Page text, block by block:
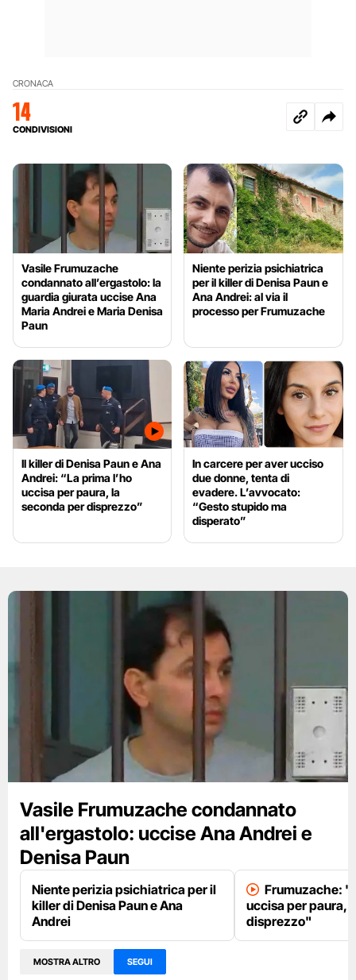
CRONACA
14
CONDIVISIONI
Vasile Frumuzache
condannato all’ergastolo: la
guardia giurata uccise Ana
Maria Andrei e Maria Denisa
Paun
Niente perizia psichiatrica
per il killer di Denisa Paun e
Ana Andrei: al via il
processo per Frumuzache
Il killer di Denisa Paun e Ana
Andrei: “La prima l’ho
uccisa per paura, la
seconda per disprezzo”
In carcere per aver ucciso
due donne, tenta di
evadere. L’avvocato:
“Gesto stupido ma
disperato”
Vasile Frumuzache condannato
all'ergastolo: uccise Ana Andrei e
Denisa Paun
Niente perizia psichiatrica per il
killer di Denisa Paun e Ana
Andrei
Frumuzache:
uccisa per paura,
disprezzo"
MOSTRA ALTRO SEGUI